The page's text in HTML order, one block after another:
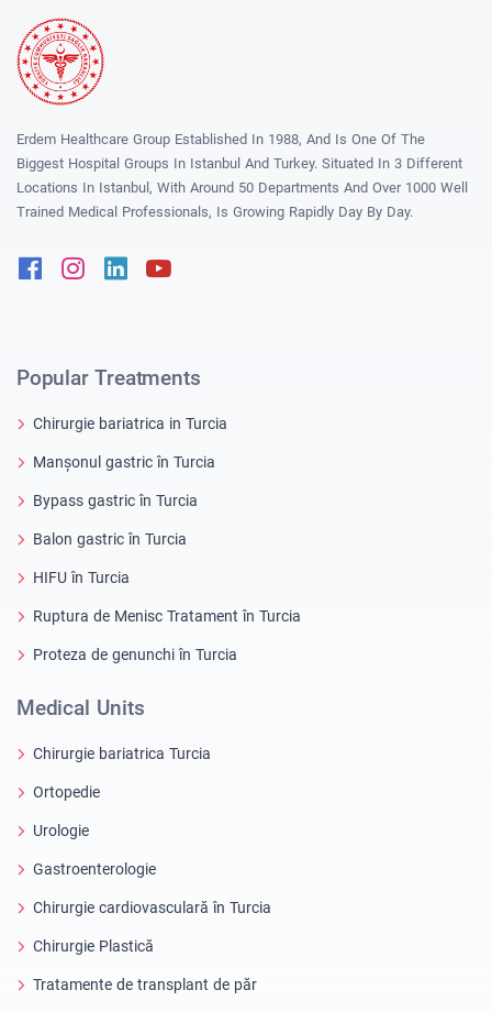
Erdem Healthcare Group Established In 1988, And Is One Of The
Biggest Hospital Groups In Istanbul And Turkey. Situated In 3 Different
Locations In Istanbul, With Around 50 Departments And Over 1000 Well
Trained Medical Professionals, Is Growing Rapidly Day By Day.
FacebookInstagram
Linkedin
Popular Treatments
Chirurgie bariatrica in Turcia
Manșonul gastric în Turcia
Bypass gastric în Turcia
Balon gastric în Turcia
HIFU în Turcia
Ruptura de Menisc Tratament în Turcia
Proteza de genunchi în Turcia
Medical Units
Chirurgie bariatrica Turcia
Ortopedie
Urologie
Gastroenterologie
Chirurgie cardiovasculară în Turcia
Chirurgie Plastică
Tratamente de transplant de păr